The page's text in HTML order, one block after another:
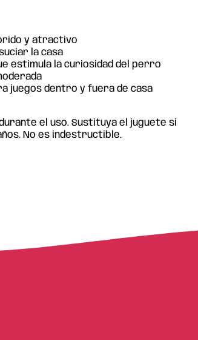
y atractivo
la casa
estimula la curiosidad del perro
juegos dentro y fuera de casa
el uso. Sustituya el juguete si
No es indestructible.